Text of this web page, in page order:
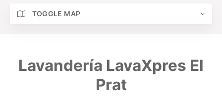
TOGGLE MAP
Lavandería LavaXpres El
Prat